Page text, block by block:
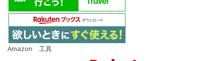
Amazon 工具